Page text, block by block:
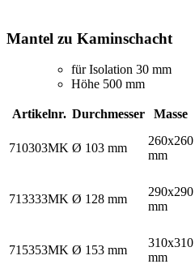
Mantel zu Kaminschacht
für Isolation 30 mm
Höhe 500 mm
Artikelnr. Durchmesser Masse
710303MK Ø 103 mm
260x260
mm
713333MK Ø 128 mm
290x290
mm
715353MK Ø 153 mm
310x310
mm